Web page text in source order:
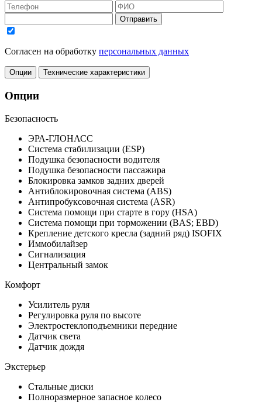
Отправить
Согласен на обработку персональных данных
Опции Технические характеристики
Опции
Безопасность
ЭРА-ГЛОНАСС
Система стабилизации (ESP)
Подушка безопасности водителя
Подушка безопасности пассажира
Блокировка замков задних дверей
Антиблокировочная система (ABS)
Антипробуксовочная система (ASR)
Система помощи при старте в гору (HSA)
Система помощи при торможении (BAS; EBD)
Крепление детского кресла (задний ряд) ISOFIX
Иммобилайзер
Сигнализация
Центральный замок
Комфорт
Усилитель руля
Регулировка руля по высоте
Электростеклоподъемники передние
Датчик света
Датчик дождя
Экстерьер
Стальные диски
Полноразмерное запасное колесо